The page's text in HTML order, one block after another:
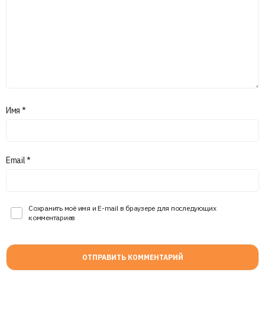
Имя *
Email*
Сохранить моё имя и E-mail в браузере для последующих
комментариев